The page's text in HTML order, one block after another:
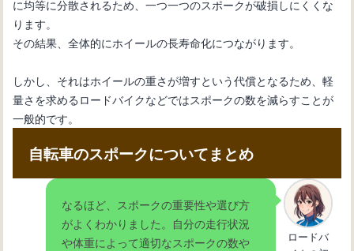
に均等に分散されるため、一つ一つのスポークが破損しにくくな
ります。
その結果、全体的にホイールの長寿命化につながります。
しかし、それはホイールの重さが増すという代償となるため、軽
量さを求めるロードバイクなどではスポークの数を減らすことが
一般的です。
自転車のスポークについてまとめ
なるほど、スポークの重要性や選び方
がよくわかりました。自分の走行状況
や体重によって適切なスポークの数や
ロードバ